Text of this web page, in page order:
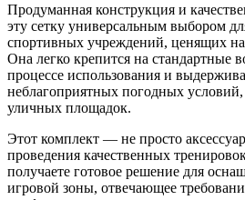
Продуманная конструкция и
эту сетку универсальным выбором
спортивных учреждений, ценящих
Она легко крепится на стандартные
процессе использования и
неблагоприятных погодных
уличных площадок.
Этот комплект — не просто
проведения качественных
получаете готовое решение для
игровой зоны, отвечающее